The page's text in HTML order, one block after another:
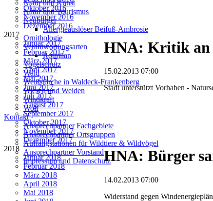
Natur und Kunst
Natur und Tourismus
Neubürger
Allergieauslöser Beifuß-Ambrosie
Ornithologie
Verantwortungsarten
Rotmilan
Vogelschutz
Wald
Weißstörche in Waldeck-Frankenberg
Wiesen und Weiden
Windkraft
Wolf
Kontakt
Ansprechpartner Fachgebiete
Ansprechpartner Ortsgruppen
Auffangstationen für Wildtiere & Wildvögel
Ansprechpartner Vorstand
Impressum und Datenschutz
Oktober 2016
November 2016
Dezember 2016
2017
Januar 2017
Februar 2017
März 2017
April 2017
Mai 2017
Juni 2017
Juli 2017
August 2017
September 2017
Oktober 2017
November 2017
Dezember 2017
2018
Januar 2018
Februar 2018
März 2018
April 2018
Mai 2018
HNA: Kritik an
15.02.2013 07:00
Stadt unterstützt Vorhaben -
HNA: Bürger
14.02.2013 07:00
Widerstand gegen